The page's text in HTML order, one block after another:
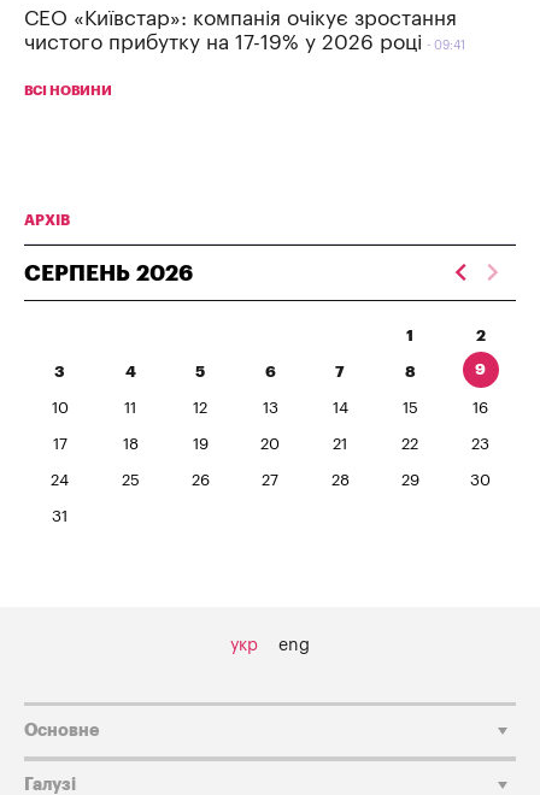
СЕО «Київстар»: компанія очікує зростання
чистого прибутку на 17-19% у 2026 році
09:41
ВСІ НОВИНИ
АРХІВ
СЕРПЕНЬ 2026
1 2
3 4 5 6 7 8 9
10 11 12 13 14 15 16
17 18 19 20 21 22 23
24 25 26 27 28 29 30
31
укр eng
Основне
Галузі